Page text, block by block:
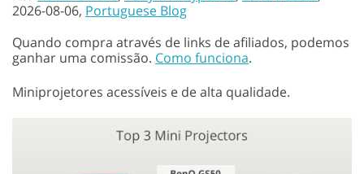
2026-08-06, Portuguese Blog
Quando compra através de links de afiliados, podemos
ganhar uma comissão. Como funciona.
Miniprojetores acessíveis e de alta qualidade.